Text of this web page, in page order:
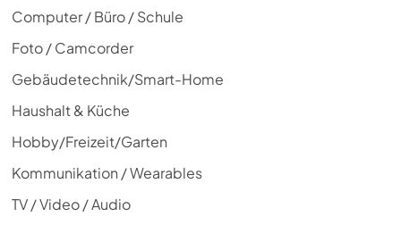
Computer / Büro / Schule
Foto / Camcorder
Gebäudetechnik/Smart-Home
Haushalt & Küche
Hobby/Freizeit/Garten
Kommunikation / Wearables
TV / Video / Audio